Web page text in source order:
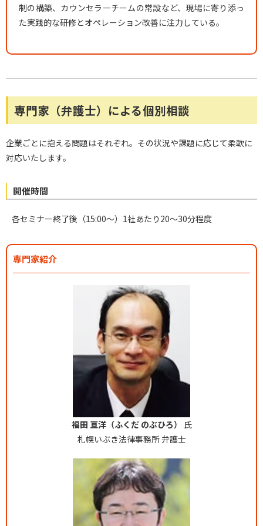
制の構築、カウンセラーチームの常設など、現場に寄り添っ
た実践的な研修とオペレーション改善に注力している。
専門家（弁護士）による個別相談
企業ごとに抱える問題はそれぞれ。その状況や課題に応じて柔軟に
対応いたします。
開催時間
各セミナー終了後（15:00〜）1社あたり20〜30分程度
専門家紹介
福田 亘洋（ふくだ のぶひろ）
氏
札幌いぶき法律事務所 弁護士